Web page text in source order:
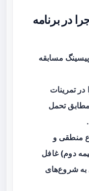
در برنامه
مسابقه
در تمرینات
تحمل
منطقی و
دوم) غافل
شروع‌های